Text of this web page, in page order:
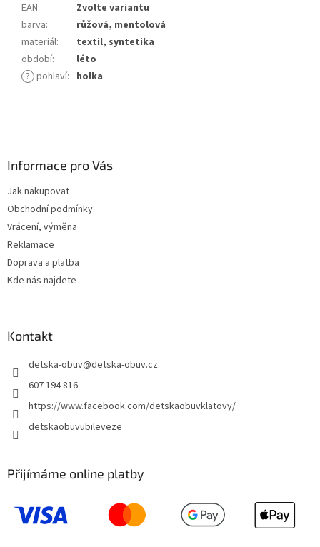
EAN:
Zvolte variantu
barva:
růžová, mentolová
materiál:
textil, syntetika
období:
léto
? pohlaví: holka
Informace pro Vás
Jak nakupovat
Obchodní podmínky
Vrácení, výměna
Reklamace
Doprava a platba
Kde nás najdete
Kontakt
detska-obuv@detska-obuv.cz
607 194 816
https://www.facebook.com/detskaobuvklatovy/
detskaobuvubileveze
Přijímáme online platby